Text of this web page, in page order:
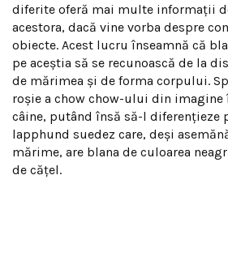
diferite oferă mai multe informaţii
acestora, dacă vine vorba despre
obiecte. Acest lucru înseamnă că
pe aceştia să se recunoască de la
de mărimea şi de forma corpului.
roşie a chow chow-ului din imagine
câine, putând însă să-l diferenţieze
lapphund suedez care, deşi
mărime, are blana de culoarea
de căţel.